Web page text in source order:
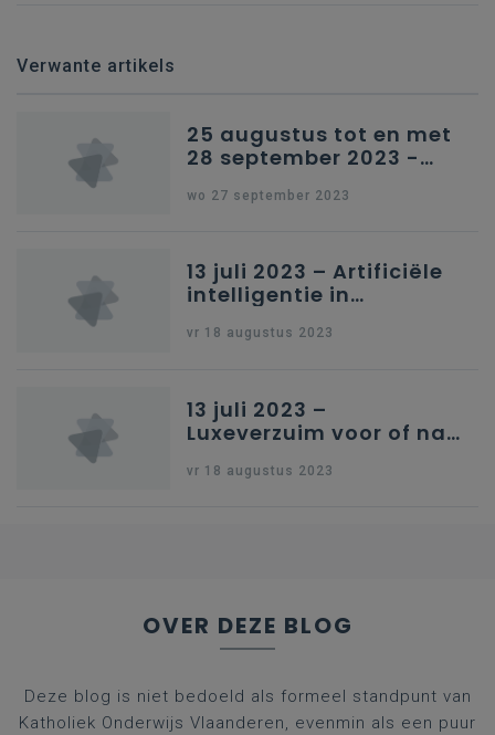
Verwante artikels
25 augustus tot en met
28 september 2023 -
wo 27 september 2023
13 juli 2023 – Artificiële
intelligentie in
vr 18 augustus 2023
13 juli 2023 –
Luxeverzuim voor of na
vr 18 augustus 2023
OVER DEZE BLOG
Deze blog is niet bedoeld als formeel standpunt van
Katholiek Onderwijs Vlaanderen, evenmin als een puur